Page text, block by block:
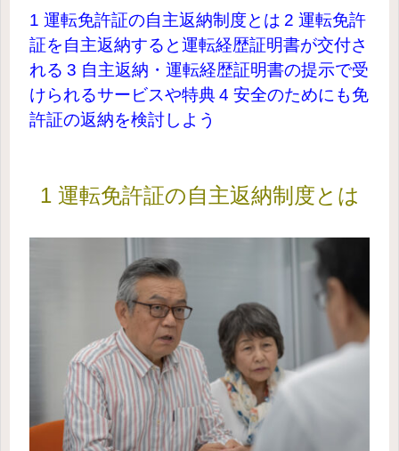
1 運転免許証の自主返納制度とは 2 運転免許
証を自主返納すると運転経歴証明書が交付さ
れる 3 自主返納・運転経歴証明書の提示で受
けられるサービスや特典4 安全のためにも免
許証の返納を検討しよう
1 運転免許証の自主返納制度とは